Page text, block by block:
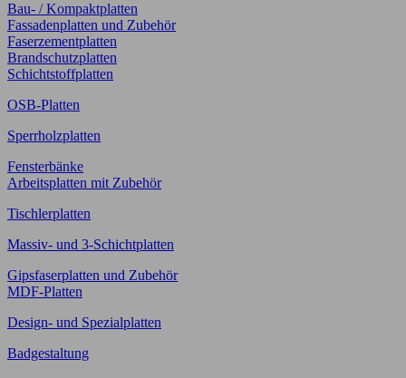
Bau- / Kompaktplatten
Fassadenplatten und Zubehör
Faserzementplatten
Brandschutzplatten
Schichtstoffplatten
OSB-Platten
Sperrholzplatten
Fensterbänke
Arbeitsplatten mit Zubehör
Tischlerplatten
Massiv- und 3-Schichtplatten
Gipsfaserplatten und Zubehör
MDF-Platten
Design- und Spezialplatten
Badgestaltung